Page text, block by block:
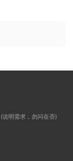
(说明需求，勿问在否)